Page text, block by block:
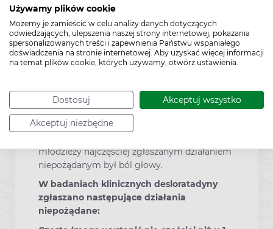
Używamy plików cookie
Możemy je zamieścić w celu analizy danych dotyczących
odwiedzających, ulepszenia naszej strony internetowej, pokazania
spersonalizowanych treści i zapewnienia Państwu wspaniałego
doświadczenia na stronie internetowej. Aby uzyskać więcej informacji
na temat plików cookie, których używamy, otwórz ustawienia.
Dostosuj Akceptuj wszystko
Akceptuj niezbędne
ciężkich działań niepożądanych, należy
przerwać stosowanie leku i natychmiast
zgłosić się do lekarza.
U dorosłych działania niepożądane były
Jednakże uczucie zmęczenia, suchość w jamie
ustnej i bóle głowy odnotowywane były
częściej niż po zastosowaniu tabletki
młodzieży najczęściej zgłaszanym działaniem
niepożądanym był ból głowy.
W badaniach klinicznych desloratadyny
zgłaszano następujące działania
niepożądane: